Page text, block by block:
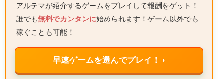
アルテマが紹介するゲームをプレイして報酬をゲット！
誰でも無料でカンタンに始められます！ゲーム以外でも
稼ぐことも可能！
早速ゲームを選んでプレイ！ ›